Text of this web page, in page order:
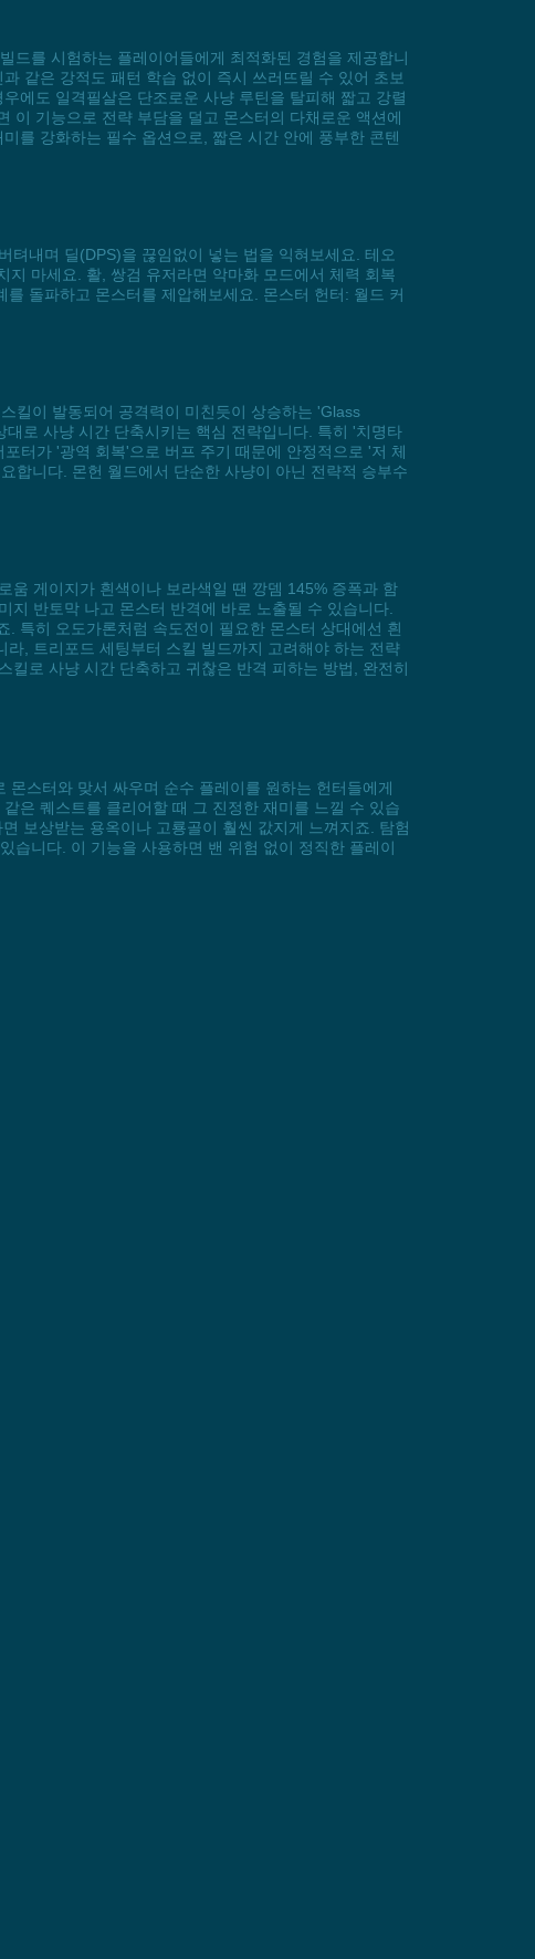
드를 시험하는 플레이어들에게 최적화된 경험을 제공합니
같은 강적도 패턴 학습 없이 즉시 쓰러뜨릴 수 있어 초보
에도 일격필살은 단조로운 사냥 루틴을 탈피해 짧고 강렬
이 기능으로 전략 부담을 덜고 몬스터의 다채로운 액션에
를 강화하는 필수 옵션으로, 짧은 시간 안에 풍부한 콘텐
내며 딜(DPS)을 끊임없이 넣는 법을 익혀보세요. 테오
마세요. 활, 쌍검 유저라면 악마화 모드에서 체력 회복
돌파하고 몬스터를 제압해보세요. 몬스터 헌터: 월드 커
킬이 발동되어 공격력이 미친듯이 상승하는 'Glass
로 사냥 시간 단축시키는 핵심 전략입니다. 특히 '치명타
터가 '광역 회복'으로 버프 주기 때문에 안정적으로 '저 체
합니다. 몬헌 월드에서 단순한 사냥이 아닌 전략적 승부수
움 게이지가 흰색이나 보라색일 땐 깡뎀 145% 증폭과 함
반토막 나고 몬스터 반격에 바로 노출될 수 있습니다.
특히 오도가론처럼 속도전이 필요한 몬스터 상대에선 흰
, 트리포드 세팅부터 스킬 빌드까지 고려해야 하는 전략
로 사냥 시간 단축하고 귀찮은 반격 피하는 방법, 완전히
스터와 맞서 싸우며 순수 플레이를 원하는 헌터들에게
은 퀘스트를 클리어할 때 그 진정한 재미를 느낄 수 있습
보상받는 용옥이나 고룡골이 훨씬 값지게 느껴지죠. 탐험
습니다. 이 기능을 사용하면 밴 위험 없이 정직한 플레이